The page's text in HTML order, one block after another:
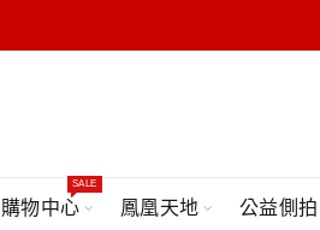
購物中心
SALE
鳳凰天地 公益側拍